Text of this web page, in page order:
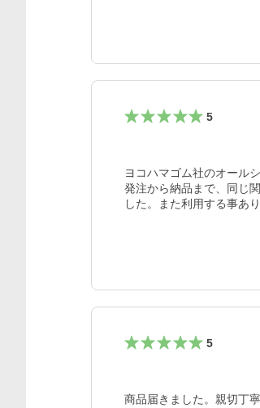
5
ヨコハマゴム社のオール
発注から納品まで、同じ
した。また利用する事あ
5
商品届きました。親切丁